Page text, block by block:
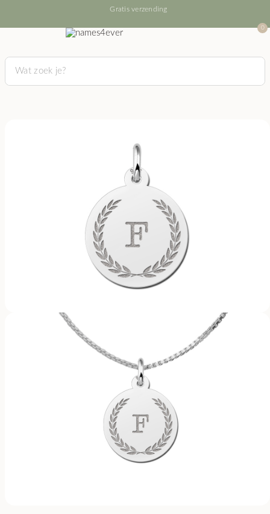
Gratis verzending
0